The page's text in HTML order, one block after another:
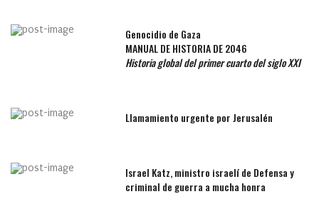
Genocidio de Gaza
MANUAL DE HISTORIA DE 2046
Historia global del primer cuarto del siglo XXI
Llamamiento urgente por Jerusalén
Israel Katz, ministro israelí de Defensa y
criminal de guerra a mucha honra